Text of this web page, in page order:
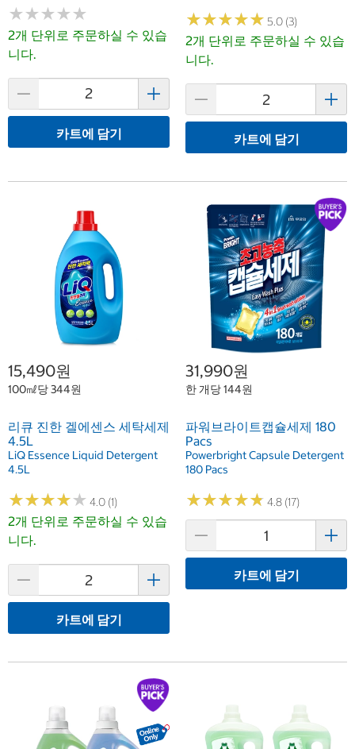
★★★★★
★★★★★
2개 단위로 주문하실 수 있습
니다.
카트에 담기
★★★★★
★★★★★ 5.0 (3)
2개 단위로 주문하실 수 있습
니다.
카트에 담기
15,490원
100㎖당 344원
리큐 진한 겔에센스 세탁세제
4.5L
LiQ Essence Liquid Detergent
4.5L
★★★★★
★★★★★ 4.0 (1)
2개 단위로 주문하실 수 있습
니다.
카트에 담기
31,990원
한 개당 144원
파워브라이트캡슐세제 180
Pacs
Powerbright Capsule Detergent
180 Pacs
★★★★★
★★★★★ 4.8 (17)
카트에 담기